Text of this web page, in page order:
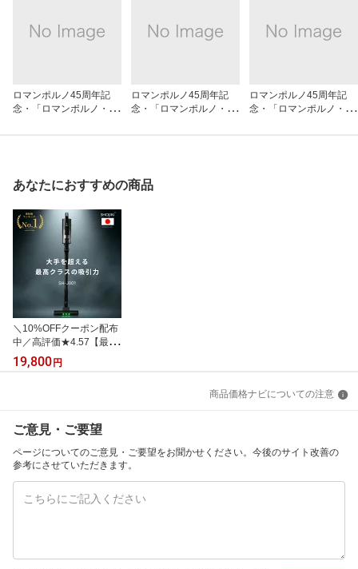
ロマンポルノ45周年記
念・「ロマンポルノ・シ
ロマンポルノ45周年記
念・「ロマンポルノ・シ
ロマンポルノ45周年記
念・「ロマンポルノ・シ
あなたにおすすめの商品
＼10%OFFクーポン配布
中／高評価★4.57【最高
クラスの吸引力】SHOJI
KI®正規品【強力吸引x1.
式】 コードレス掃除機
掃除機 軽量 【ダブルサ
イクロンx吸引持続力9
9%】【返品可能】SH-J0
19,800 円
商品価格ナビについての注意
ご意見・ご要望
ページについてのご意見・ご要望をお聞かせください。今後のサイト改善の
参考にさせていただきます。